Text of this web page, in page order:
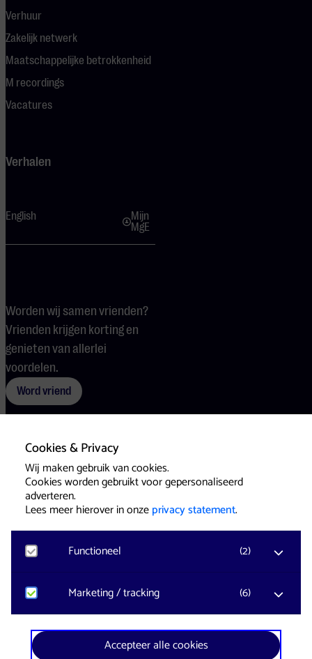
Cookies & Privacy
Wij maken gebruik van cookies.
Cookies worden gebruikt voor gepersonaliseerd
adverteren.
Lees meer hierover in onzeprivacy statement.
Functioneel (2)
Noodzakelijk
Voor het functioneren van de website en het
onthouden van voorkeuren worden functionele
cookies geplaatst. Hierbij worden geen
persoonsgegevens verzameld.
Marketing / tracking (6)
YouTube
Registreert klikgedrag, bekeken video’s en aangepaste
Accepteer alle cookies
Verhuur
Zakelijk netwerk
Maatschappelijke betrokkenheid
M recordings
Vacatures
Verhalen
English
Mijn
MgE
Worden wij samen vrienden?
Vrienden krijgen korting en
genieten van allerlei
voordelen.
Word vriend
Voorwaarden CookiesPers
Website & Identity byEagerly